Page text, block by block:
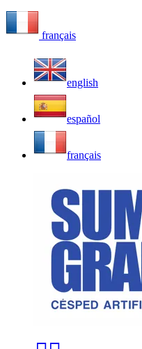
français
english
español
français